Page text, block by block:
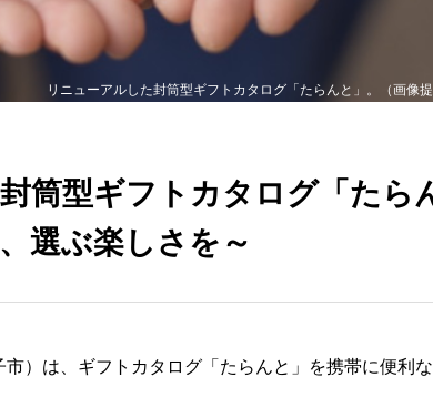
リニューアルした封筒型ギフトカタログ「たらんと」。（画像
筒型ギフトカタログ「た
選ぶ楽しさを～
市）は、ギフトカタログ「たらんと」を携帯に便利